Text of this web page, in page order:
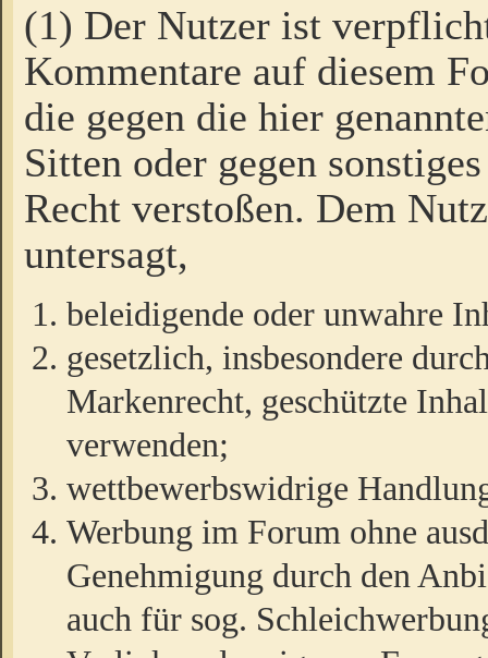
(1) Der Nutzer ist
Kommentare auf diesem
die gegen die hier
Sitten oder gegen
Recht verstoßen. Dem
untersagt,
beleidigende oder unwahre
gesetzlich, insbesondere
Markenrecht, geschützte
verwenden;
wettbewerbswidrige
Werbung im Forum ohne
Genehmigung durch den
auch für sog.